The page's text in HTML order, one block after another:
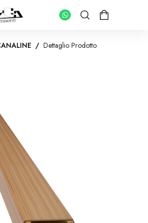
ACCUMULO
PER ABITAZIONI
CONNESSI IN RETE
PER IMPIANTI AD ISOLA
AD ISOLA
/ Dettaglio Prodotto